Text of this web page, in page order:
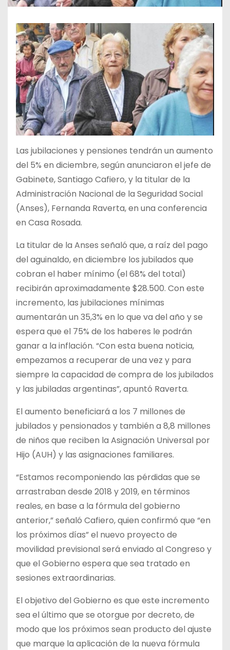
Las jubilaciones y pensiones tendrán un aumento
del 5% en diciembre, según anunciaron el jefe de
Gabinete, Santiago Cafiero, y la titular de la
Administración Nacional de la Seguridad Social
(Anses), Fernanda Raverta, en una conferencia
en Casa Rosada.
La titular de la Anses señaló que, a raíz del pago
del aguinaldo, en diciembre los jubilados que
cobran el haber mínimo (el 68% del total)
recibirán aproximadamente $28.500. Con este
incremento, las jubilaciones mínimas
aumentarán un 35,3% en lo que va del año y se
espera que el 75% de los haberes le podrán
ganar a la inflación. “Con esta buena noticia,
empezamos a recuperar de una vez y para
siempre la capacidad de compra de los jubilados
y las jubiladas argentinas”, apuntó Raverta.
El aumento beneficiará a los 7 millones de
jubilados y pensionados y también a 8,8 millones
de niños que reciben la Asignación Universal por
Hijo (AUH) y las asignaciones familiares.
“Estamos recomponiendo las pérdidas que se
arrastraban desde 2018 y 2019, en términos
reales, en base a la fórmula del gobierno
anterior,” señaló Cafiero, quien confirmó que “en
los próximos días” el nuevo proyecto de
movilidad previsional será enviado al Congreso y
que el Gobierno espera que sea tratado en
sesiones extraordinarias.
El objetivo del Gobierno es que este incremento
sea el último que se otorgue por decreto, de
modo que los próximos sean producto del ajuste
que marque la aplicación de la nueva fórmula